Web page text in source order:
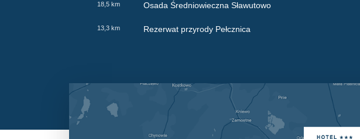
18,5 km Osada Średniowieczna Sławutowo
13,3 km Rezerwat przyrody Pełcznica